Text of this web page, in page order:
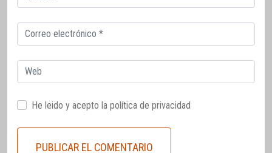
electrónico
Correo
electrónico
Web
He leido y acepto la política de privacidad